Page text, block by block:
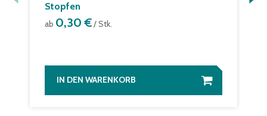
Stopfen
ab 0,30 €/ Stk.
IN DEN WARENKORB